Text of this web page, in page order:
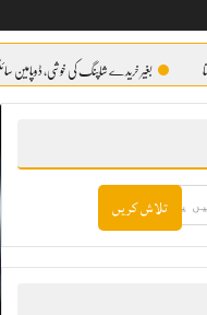
بغیر خریدے شاپنگ کی خوشی، ڈوپامین سائٹس کا حیران